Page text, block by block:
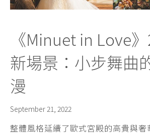
September 21, 2022
《Minuet in Love
新場景：小步舞曲
漫
整體風格延續了歐式宮殿的高貴與奢